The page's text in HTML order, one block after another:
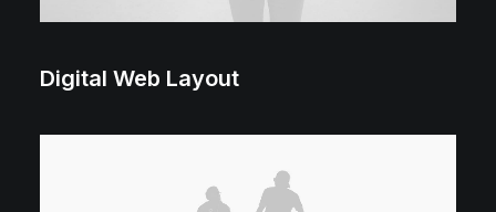
Digital Web Layout